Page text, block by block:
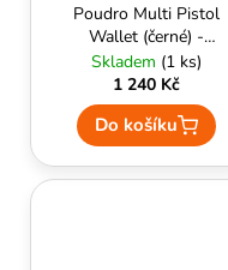
Poudro Multi Pistol
Wallet (černé) -
HELIKON
Skladem (1 ks)
1 240 Kč
Do košíku